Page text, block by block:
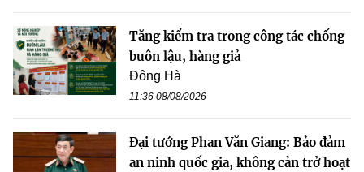
Tăng kiểm tra trong công tác chống
buôn lậu, hàng giả
Đông Hà
11:36 08/08/2026
Đại tướng Phan Văn Giang: Bảo đảm
an ninh quốc gia, không cản trở hoạt